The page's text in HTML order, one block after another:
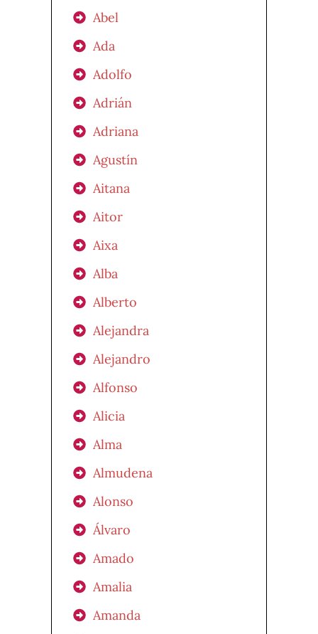
Abel
Ada
Adolfo
Adrián
Adriana
Agustín
Aitana
Aitor
Aixa
Alba
Alberto
Alejandra
Alejandro
Alfonso
Alicia
Alma
Almudena
Alonso
Álvaro
Amado
Amalia
Amanda